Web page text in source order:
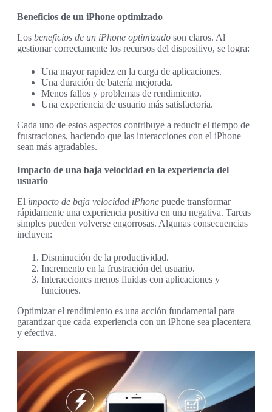
Beneficios de un iPhone optimizado
Los beneficios de un iPhone optimizado son claros. Al
gestionar correctamente los recursos del dispositivo, se logra:
Una mayor rapidez en la carga de aplicaciones.
Una duración de batería mejorada.
Menos fallos y problemas de rendimiento.
Una experiencia de usuario más satisfactoria.
Cada uno de estos aspectos contribuye a reducir el tiempo de
frustraciones, haciendo que las interacciones con el iPhone
sean más agradables.
Impacto de una baja velocidad en la experiencia del
usuario
El impacto de baja velocidad iPhone puede transformar
rápidamente una experiencia positiva en una negativa. Tareas
simples pueden volverse engorrosas. Algunas consecuencias
incluyen:
Disminución de la productividad.
Incremento en la frustración del usuario.
Interacciones menos fluidas con aplicaciones y
funciones.
Optimizar el rendimiento es una acción fundamental para
garantizar que cada experiencia con un iPhone sea placentera
y efectiva.